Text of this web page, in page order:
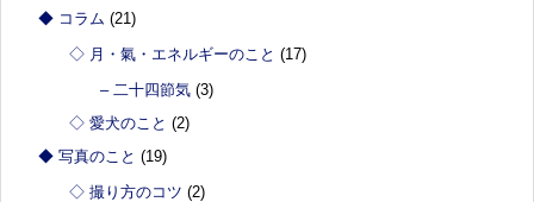
◆ コラム (21)
◇ 月・氣・エネルギーのこと (17)
– 二十四節気 (3)
◇ 愛犬のこと (2)
◆ 写真のこと (19)
◇ 撮り方のコツ (2)